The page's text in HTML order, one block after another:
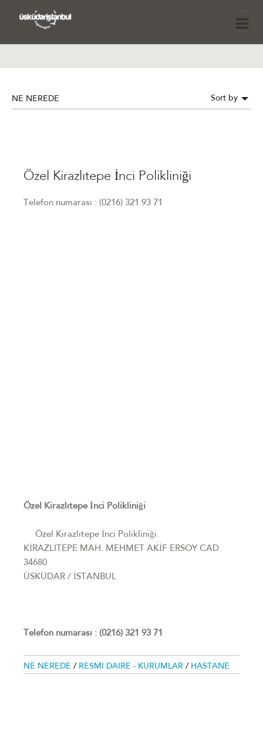
NE NEREDE Sort by
Özel Kirazlıtepe İnci Polikliniği
Telefon numarası : (0216) 321 93 71
Özel Kirazlıtepe İnci Polikliniği
Özel Kirazlıtepe İnci Polikliniği
KİRAZLITEPE MAH. MEHMET AKİF ERSOY CAD.
34680
ÜSKÜDAR / İSTANBUL
Telefon numarası : (0216) 321 93 71
NE NEREDE / RESMI DAIRE - KURUMLAR / HASTANE